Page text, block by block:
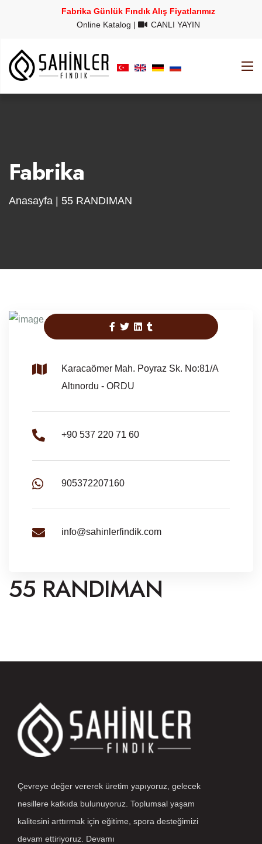
Fabrika Günlük Fındık Alış Fiyatlarımız
Online Katalog | CANLI YAYIN
Fabrika
Anasayfa | 55 RANDIMAN
Karacaömer Mah. Poyraz Sk. No:81/A
Altınordu - ORDU
+90 537 220 71 60
905372207160
info@sahinlerfindik.com
55 RANDIMAN
Çevreye değer vererek üretim yapıyoruz, gelecek
nesillere katkıda bulunuyoruz. Toplumsal yaşam
kalitesini arttırmak için eğitime, spora desteğimizi
devam ettiriyoruz. Devamı